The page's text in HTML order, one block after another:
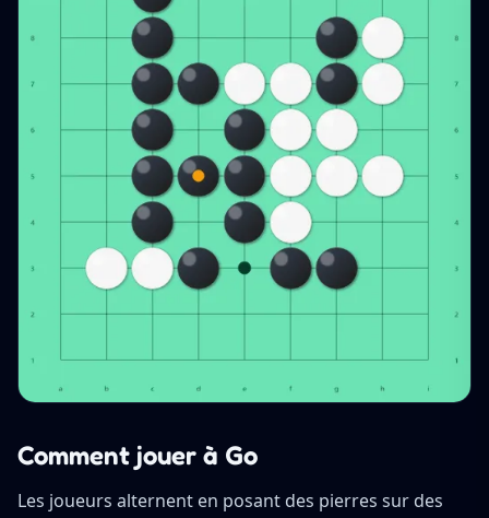
Comment jouer à Go
Les joueurs alternent en posant des pierres sur des